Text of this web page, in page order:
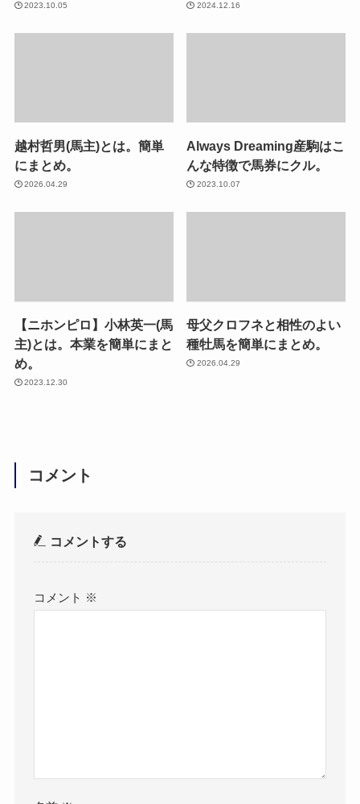
2023.10.05 2024.12.16
越村哲男(馬主)とは。簡単
にまとめ。
2026.04.29
Always Dreaming産駒はこ
んな特徴で馬券にクル。
2023.10.07
【ニホンピロ】小林英一(馬
主)とは。本業を簡単にまと
め。
2023.12.30
母父クロフネと相性のよい
種牡馬を簡単にまとめ。
2026.04.29
コメント
コメントする
コメント ※